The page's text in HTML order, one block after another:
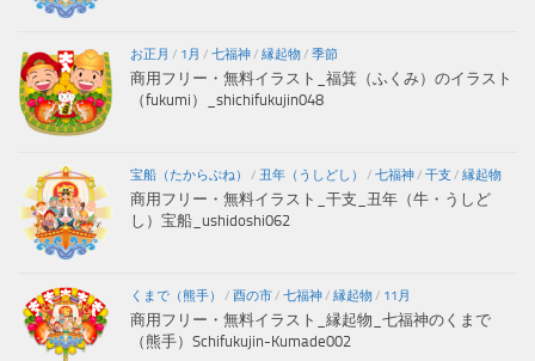
お正月 / 1月 / 七福神/ 縁起物/ 季節
商用フリー・無料イラスト_福箕（ふくみ）のイラスト
（fukumi）_shichifukujin048
宝船（たからぶね） / 丑年（うしどし） / 七福神/ 干支 / 縁起物
商用フリー・無料イラスト_干支_丑年（牛・うしど
し）宝船_ushidoshi062
くまで（熊手） / 酉の市/ 七福神/ 縁起物/ 11月
商用フリー・無料イラスト_縁起物_七福神のくまで
（熊手）Schifukujin-Kumade002